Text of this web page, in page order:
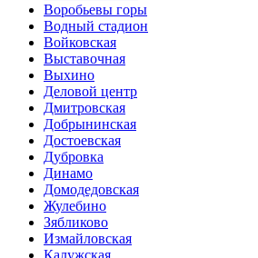
Воробьевы горы
Водный стадион
Войковская
Выставочная
Выхино
Деловой центр
Дмитровская
Добрынинская
Достоевская
Дубровка
Динамо
Домодедовская
Жулебино
Зябликово
Измайловская
Калужская